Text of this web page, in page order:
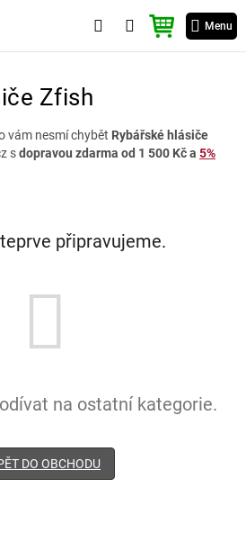
Menu
NÁKUPNÍ
KOŠÍK
Zfish
vám nesmí chybět Rybářské hlásiče
sdopravou zdarma od 1 500 Kč a 5%
připravujeme.
na ostatní kategorie.
DO OBCHODU